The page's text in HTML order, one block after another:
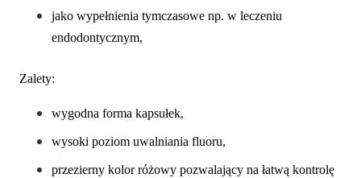
jako wypełnienia tymczasowe np. w leczeniu
endodontycznym,
Zalety:
wygodna forma kapsułek,
wysoki poziom uwalniania fluoru,
przezierny kolor różowy pozwalający na łatwą kontrolę